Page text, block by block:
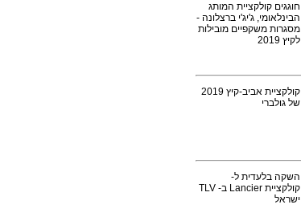
חוגגים קולקציית המותג
הבינלאומי, ג'יג'י ברצלונה -
מסגרות משקפיים מובילות
לקיץ 2019
קולקציית אביב-קיץ 2019
של גולברי
השקה בלעדית ל-
קולקציית Lancier ב- TLV
ישראל